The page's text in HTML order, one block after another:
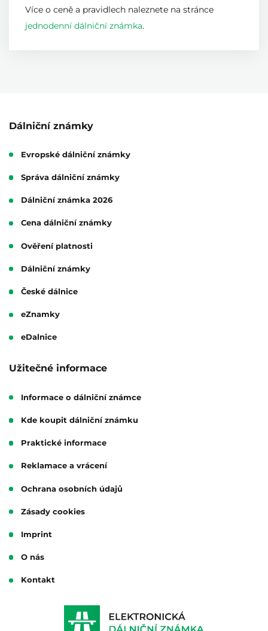
Více o ceně a pravidlech naleznete na stránce
jednodenní dálniční známka.
Dálniční známky
Evropské dálniční známky
Správa dálniční známky
Dálniční známka 2026
Cena dálniční známky
Ověření platnosti
Dálniční známky
České dálnice
eZnamky
eDalnice
Užitečné informace
Informace o dálniční známce
Kde koupit dálniční známku
Praktické informace
Reklamace a vrácení
Ochrana osobních údajů
Zásady cookies
Imprint
O nás
Kontakt